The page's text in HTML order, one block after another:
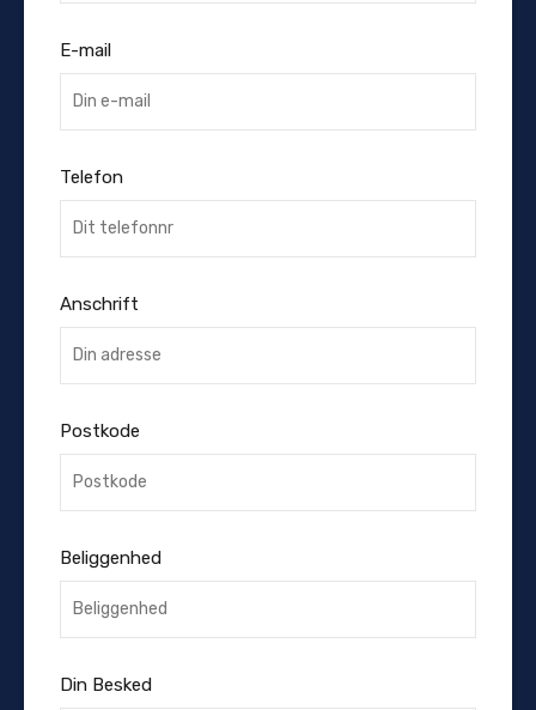
E-mail
Telefon
Anschrift
Postkode
Beliggenhed
Din Besked